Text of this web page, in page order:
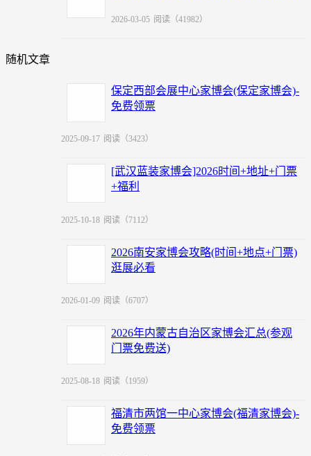
2026-03-05 阅读（41982）
随机文章
保定西部会展中心家博会(保定家博会)-
免费领票
2025-09-17 阅读（3423）
[武汉蓝装家博会]2026时间+地址+门票
+福利
2025-10-18 阅读（7112）
2026南安家博会攻略(时间+地点+门票)
逛展必看
2026-01-09 阅读（6707）
2026年内蒙古自治区家博会汇总(参观
门票免费送)
2025-08-18 阅读（1959）
福清市两馆一中心家博会(福清家博会)-
免费领票